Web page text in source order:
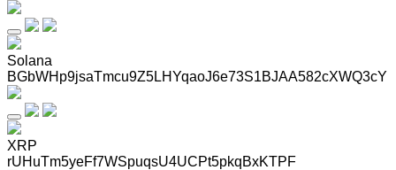
Solana
BGbWHp9jsaTmcu9Z5LHYqaoJ6e73S1BJAA582cXWQ3cY
XRP
rUHuTm5yeFf7WSpuqsU4UCPt5pkqBxKTPF